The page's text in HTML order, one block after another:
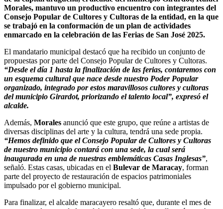
Morales, mantuvo un productivo encuentro con integrantes del
Consejo Popular de Cultores y Cultoras de la entidad, en la que
se trabajó en la conformación de un plan de actividades
enmarcado en la celebración de las Ferias de San José 2025.
El mandatario municipal destacó que ha recibido un conjunto de
propuestas por parte del Consejo Popular de Cultores y Cultoras.
“Desde el día 1 hasta la finalización de las ferias, contaremos con
un esquema cultural que nace desde nuestro Poder Popular
organizado, integrado por estos maravillosos cultores y cultoras
del municipio Girardot, priorizando el talento local”, expresó el
alcalde.
Además, Morales anunció que este grupo, que reúne a artistas de
diversas disciplinas del arte y la cultura, tendrá una sede propia.
“Hemos definido que el Consejo Popular de Cultores y Cultoras
de nuestro municipio contará con una sede, la cual será
inaugurada en una de nuestras emblemáticas Casas Inglesas”,
señaló. Estas casas, ubicadas en el Bulevar de Maracay, forman
parte del proyecto de restauración de espacios patrimoniales
impulsado por el gobierno municipal.
Para finalizar, el alcalde maracayero resaltó que, durante el mes de